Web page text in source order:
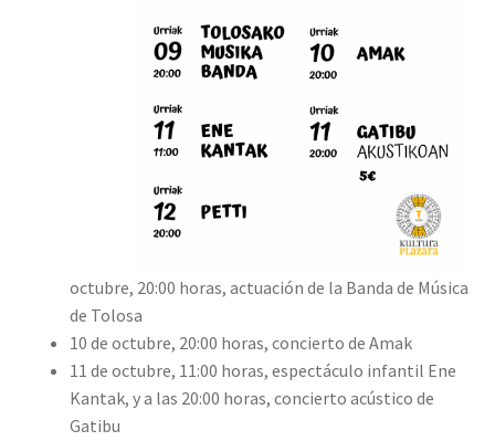
octubre, 20:00 horas, actuación de la Banda de Música
de Tolosa
10 de octubre, 20:00 horas, concierto de Amak
11 de octubre, 11:00 horas, espectáculo infantil Ene
Kantak, y a las 20:00 horas, concierto acústico de
Gatibu